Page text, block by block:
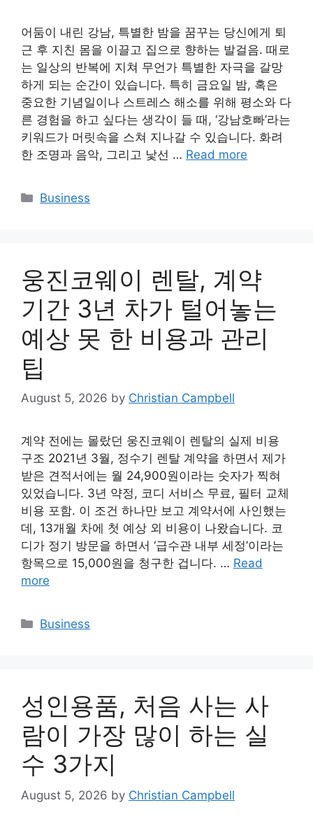
어둠이 내린 강남, 특별한 밤을 꿈꾸는 당신에게 퇴
근 후 지친 몸을 이끌고 집으로 향하는 발걸음. 때로
는 일상의 반복에 지쳐 무언가 특별한 자극을 갈망
하게 되는 순간이 있습니다. 특히 금요일 밤, 혹은
중요한 기념일이나 스트레스 해소를 위해 평소와 다
른 경험을 하고 싶다는 생각이 들 때, ‘강남호빠’라는
키워드가 머릿속을 스쳐 지나갈 수 있습니다. 화려
한 조명과 음악, 그리고 낯선 … Read more
Categories
Business
웅진코웨이 렌탈, 계약
기간 3년 차가 털어놓는
예상 못 한 비용과 관리
팁
August 5, 2026 by Christian Campbell
계약 전에는 몰랐던 웅진코웨이 렌탈의 실제 비용
구조 2021년 3월, 정수기 렌탈 계약을 하면서 제가
받은 견적서에는 월 24,900원이라는 숫자가 찍혀
있었습니다. 3년 약정, 코디 서비스 무료, 필터 교체
비용 포함. 이 조건 하나만 보고 계약서에 사인했는
데, 13개월 차에 첫 예상 외 비용이 나왔습니다. 코
디가 정기 방문을 하면서 ‘급수관 내부 세정’이라는
항목으로 15,000원을 청구한 겁니다. … Read
more
Categories
Business
성인용품, 처음 사는 사
람이 가장 많이 하는 실
수 3가지
August 5, 2026 by Christian Campbell